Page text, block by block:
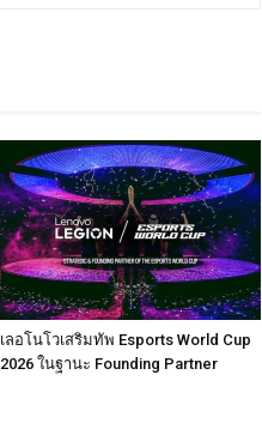
เลอโนโวเสริมทัพ Esports World Cup
2026 ในฐานะ Founding Partner